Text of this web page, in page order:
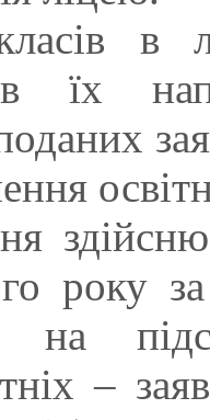
в
їх
року
на
–